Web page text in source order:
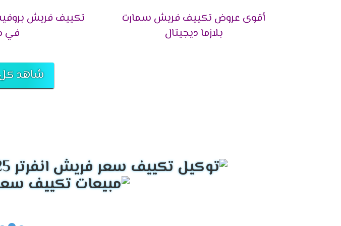
هذا بالإضافة إلى توافر كوادر فنية بشرية تعمل بـ قسم الصيانة التابع لفروع
جودة بدون أخطاء.
وبعد إنتهاء فترة الضمان الملحقة مع جهاز التكييف تقدم الشركة عروض
أيضًا يوفر وكلاء شركة فريش إمكانية طلب الشراء لأي موديل أو منتج لأجهزة
تتمتع خدمة عملاء تكييفات فريش بكونها ذات سمعة طيبة في الأسواق
وتلقي الشكاوى والمقترحات بصدر رحب.
بالإضافة إلى التعاون القائم بين ممثلي خدمة العملاء والعملاء المتصلين،
أقوى عروض تكييف فريش سمارت
بلازما ديجيتال
تكييف فريش
في
شاهد